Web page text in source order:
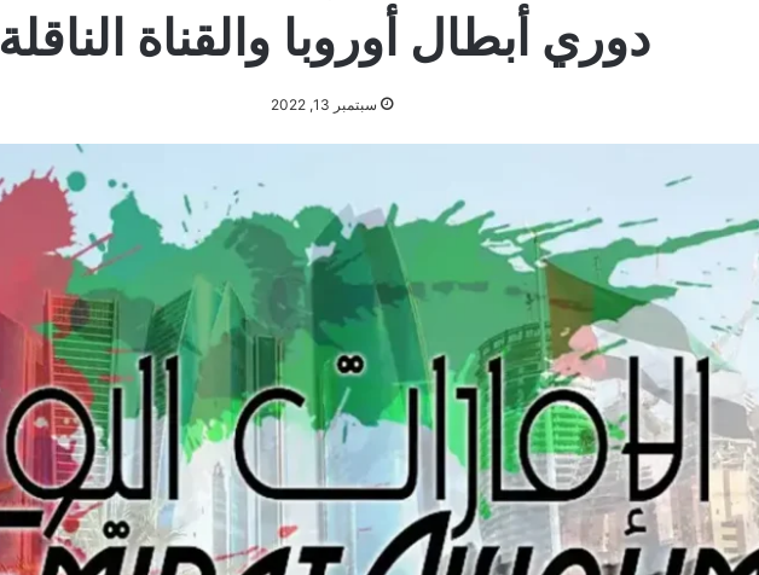
دوري أبطال أوروبا والقناة الناقلة
سبتمبر 13, 2022